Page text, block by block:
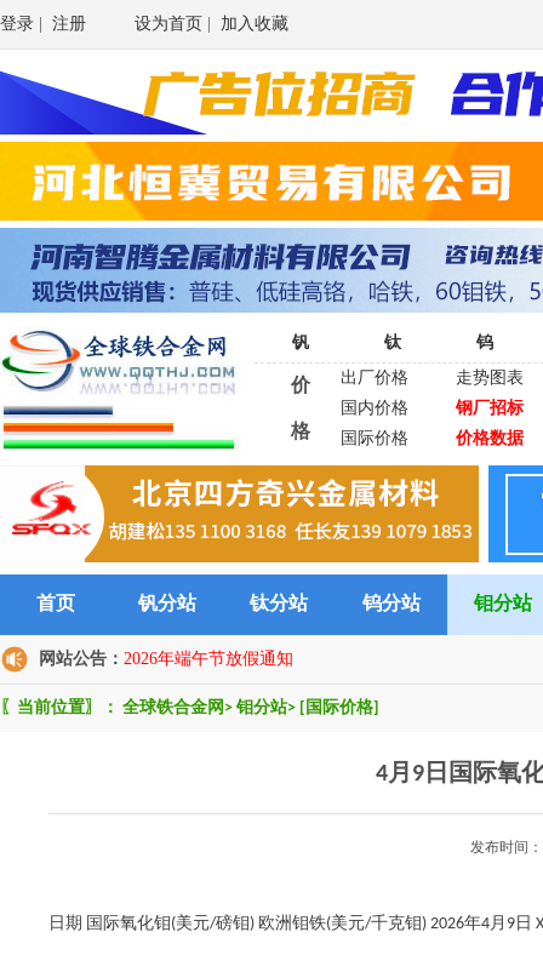
登录 注册 设为首页 加入收藏
钒 钛 钨
价
格
出厂价格
走势图表
国内价格
钢厂招标
国际价格
价格数据
首页 钒分站 钛分站 钨分站 钼分站
网站公告： 2026年端午节放假通知
〖当前位置〗： 全球铁合金网 > 钼分站> [国际价格]
4月9日国际氧
发布时间
日期 国际氧化钼(美元/磅钼) 欧洲钼铁(美元/千克钼) 2026年4月9日